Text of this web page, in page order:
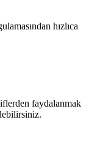
hızlıca
faydalanmak